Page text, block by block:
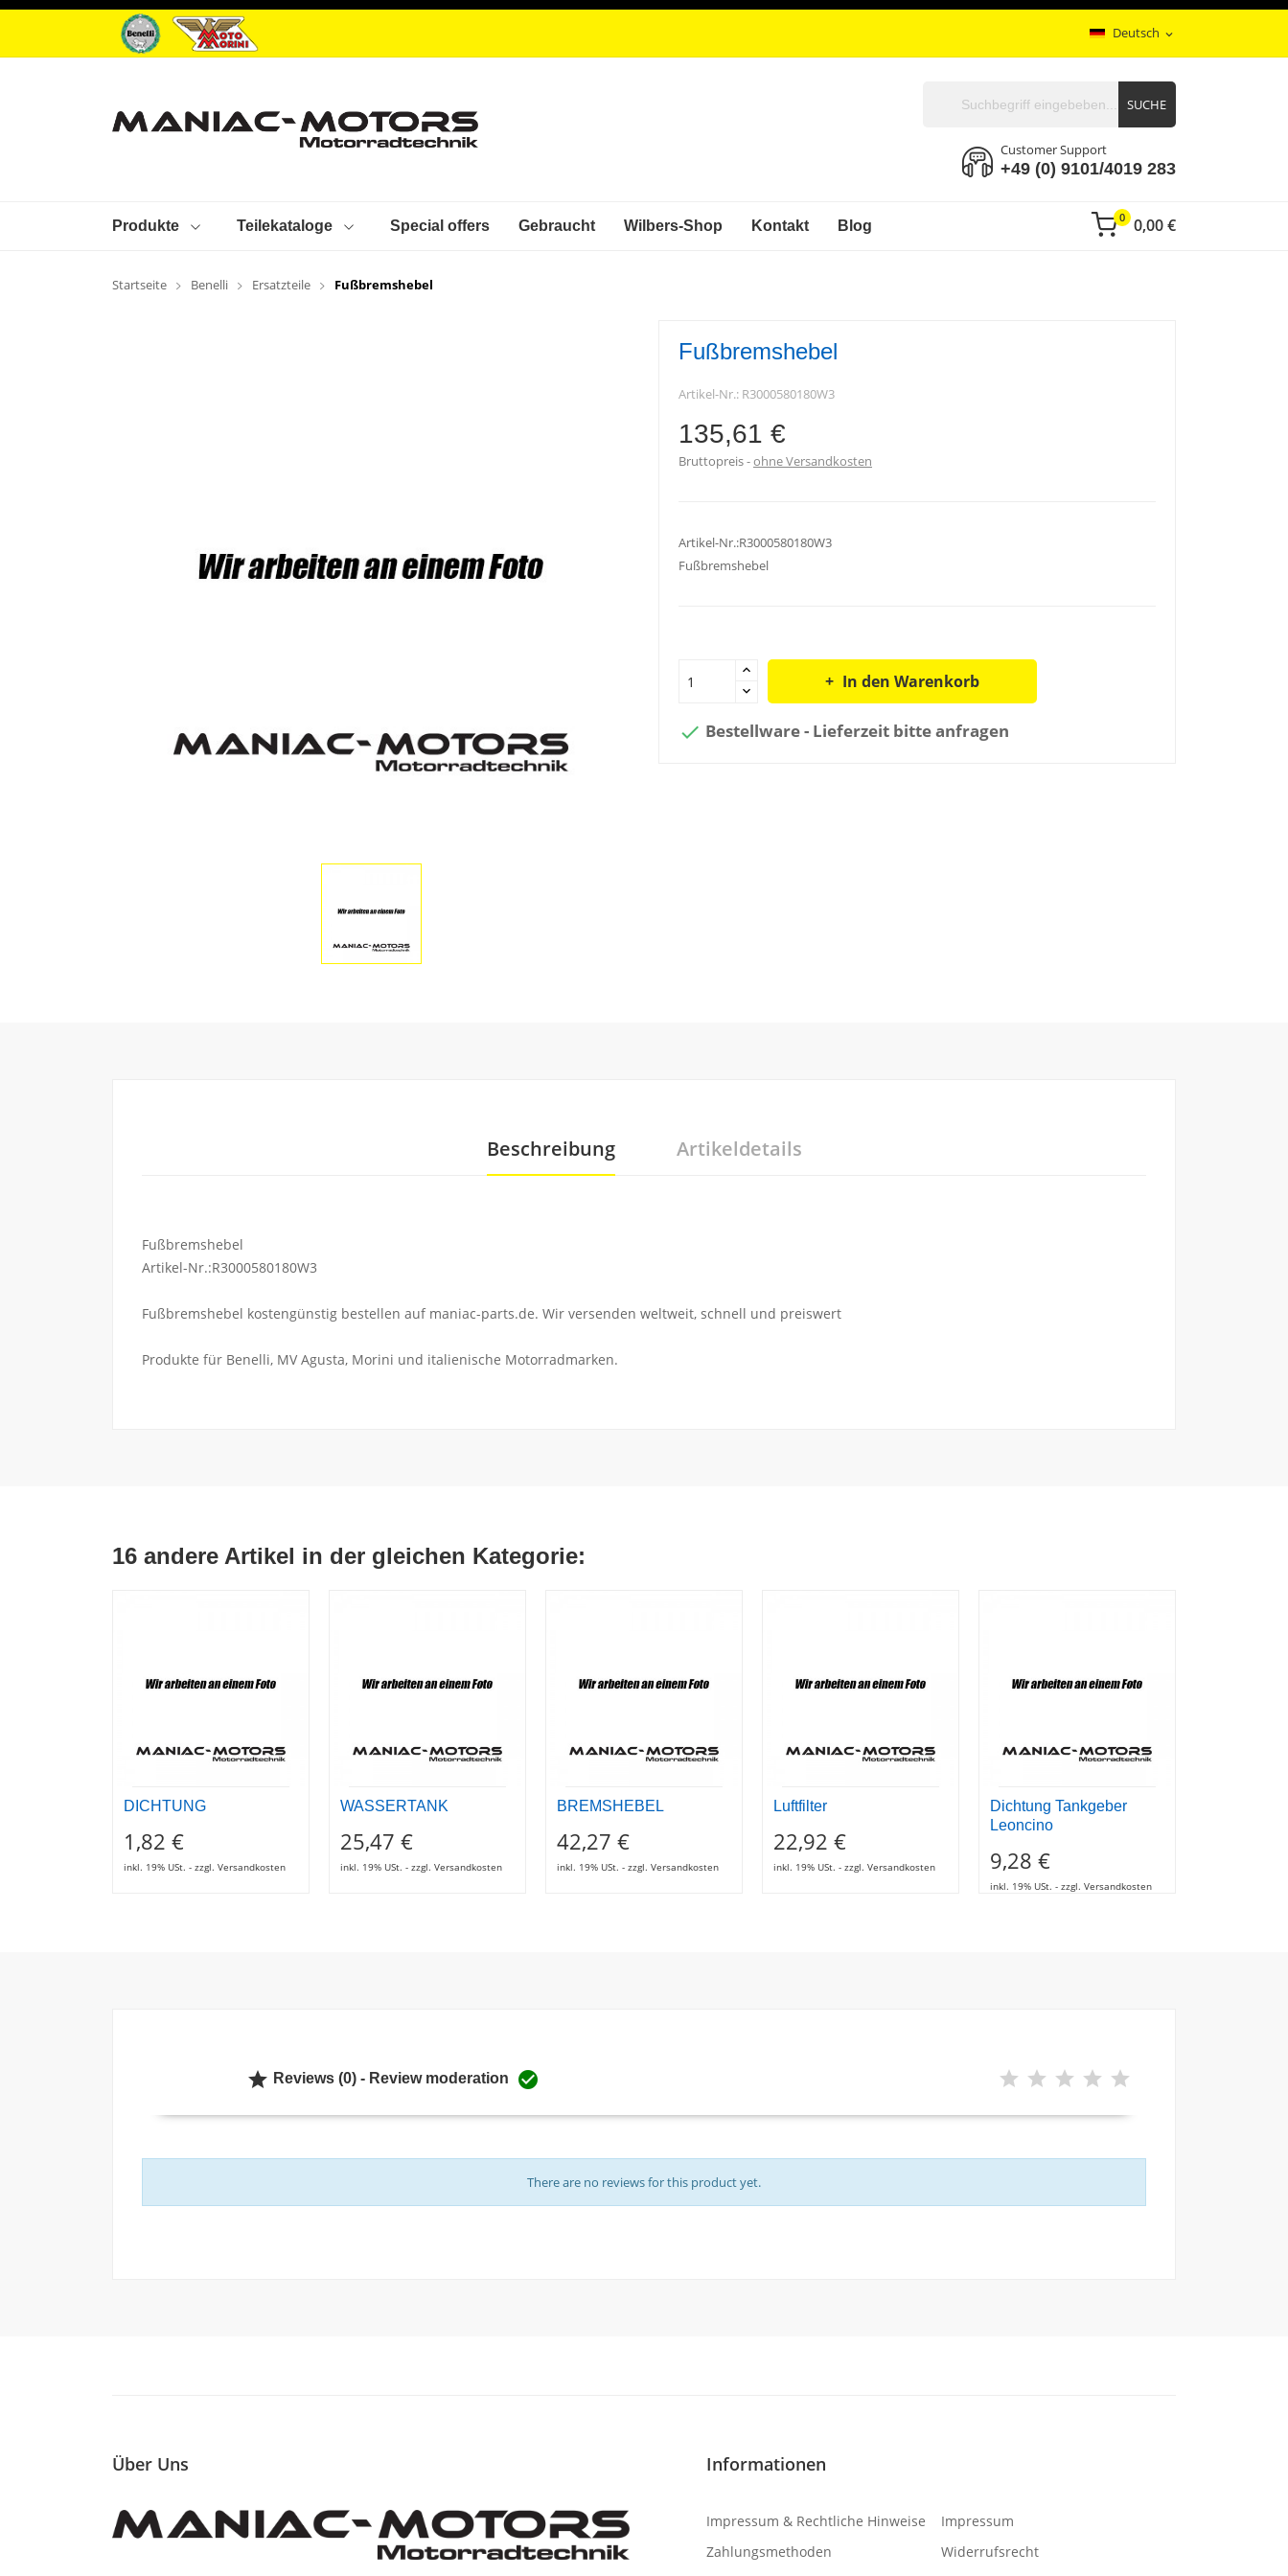
Deutsch expand_more
0,00 €
0
SUCHE
Customer Support
+49 (0) 9101/4019 283
Produkte Teilekataloge Special offers Gebraucht Wilbers-Shop Kontakt Blog
Startseite Benelli Ersatzteile Fußbremshebel
Fußbremshebel
Artikel-Nr.: R3000580180W3
135,61 €
Bruttopreis ohne Versandkosten
Artikel-Nr.:R3000580180W3
Fußbremshebel
In den Warenkorb
 Bestellware - Lieferzeit bitte anfragen
Beschreibung Artikeldetails
Fußbremshebel
Artikel-Nr.:R3000580180W3
Fußbremshebel kostengünstig bestellen auf maniac-parts.de. Wir versenden weltweit, schnell und preiswert
Produkte für Benelli, MV Agusta, Morini und italienische Motorradmarken.
16 andere Artikel in der gleichen Kategorie:
DICHTUNG
1,82 €
inkl. 19% USt. - zzgl. Versandkosten
WASSERTANK
25,47 €
inkl. 19% USt. - zzgl. Versandkosten
BREMSHEBEL
42,27 €
inkl. 19% USt. - zzgl. Versandkosten
Luftfilter
22,92 €
inkl. 19% USt. - zzgl. Versandkosten
Dichtung Tankgeber
Leoncino
9,28 €
inkl. 19% USt. - zzgl. Versandkosten
 Reviews (0) - Review moderation 
There are no reviews for this product yet.
Über Uns Informationen
Impressum & Rechtliche Hinweise
Impressum
Zahlungsmethoden
Widerrufsrecht